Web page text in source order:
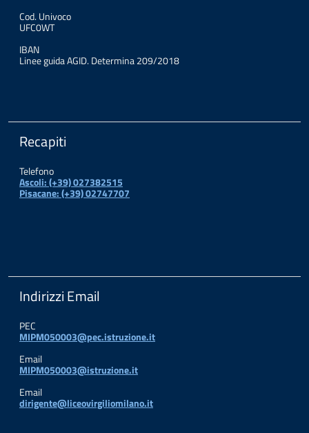
Cod. Univoco
UFC0WT
IBAN
Linee guida AGID. Determina 209/2018
Recapiti
Telefono
Ascoli: (+39) 027382515
Pisacane: (+39) 02747707
Indirizzi Email
PEC
MIPM050003@pec.istruzione.it
Email
MIPM050003@istruzione.it
Email
dirigente@liceovirgiliomilano.it